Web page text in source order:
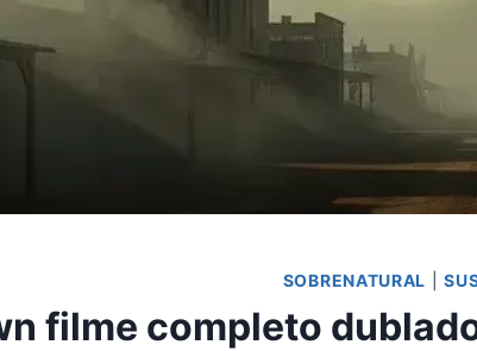
SOBRENATURAL |
filme completo